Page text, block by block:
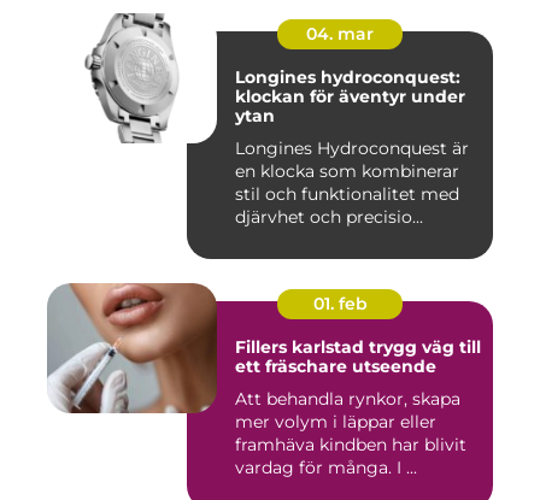
04. mar
Longines hydroconquest:
klockan för äventyr under
ytan
Longines Hydroconquest är
en klocka som kombinerar
stil och funktionalitet med
djärvhet och precisio...
01. feb
Fillers karlstad trygg väg till
ett fräschare utseende
Att behandla rynkor, skapa
mer volym i läppar eller
framhäva kindben har blivit
vardag för många. I ...